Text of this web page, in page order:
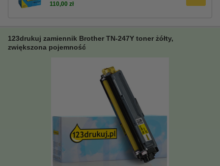
110,00 zł
123drukuj zamiennik Brother TN-247Y toner żółty,
zwiększona pojemność